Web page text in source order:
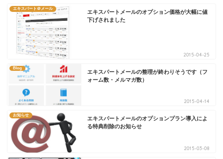
エキスパート＠メール
エキスパートメールのオプション価格が大幅に値
下げされました
2015-04-25
Blog
エキスパートメールの整理が終わりそうです（フ
ォーム数・メルマガ数）
2015-04-14
お知らせ
エキスパートメールのオプションプラン導入によ
る特典削除のお知らせ
2015-03-08